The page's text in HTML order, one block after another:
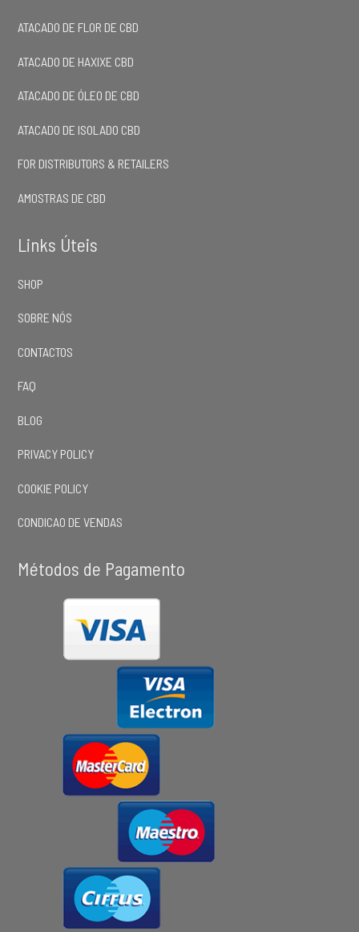
ATACADO DE FLOR DE CBD
ATACADO DE HAXIXE CBD
ATACADO DE ÓLEO DE CBD
ATACADO DE ISOLADO CBD
FOR DISTRIBUTORS & RETAILERS
AMOSTRAS DE CBD
Links Úteis
SHOP
SOBRE NÓS
CONTACTOS
FAQ
BLOG
PRIVACY POLICY
COOKIE POLICY
CONDICAO DE VENDAS
Métodos de Pagamento